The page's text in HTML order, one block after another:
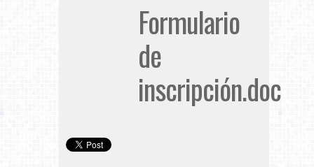
Formulario
de
inscripción.doc